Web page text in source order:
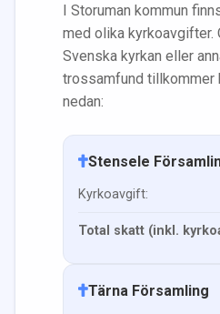
I Storuman kommun
med olika kyrkoavgifter.
Svenska kyrkan eller
trossamfund
nedan:
Stensele
Kyrkoavgift:
Total skatt (inkl.
Tärna Församling